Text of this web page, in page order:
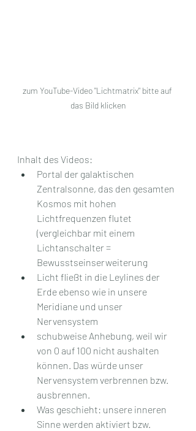
zum YouTube-Video "Lichtmatrix" bitte auf
das Bild klicken
Inhalt des Videos:
Portal der galaktischen
Zentralsonne, das den gesamten
Kosmos mit hohen
Lichtfrequenzen flutet
(vergleichbar mit einem
Lichtanschalter =
Bewusstseinserweiterung
Licht fließt in die Leylines der
Erde ebenso wie in unsere
Meridiane und unser
Nervensystem
schubweise Anhebung, weil wir
von 0 auf 100 nicht aushalten
können. Das würde unser
Nervensystem verbrennen bzw.
ausbrennen.
Was geschieht: unsere inneren
Sinne werden aktiviert bzw.